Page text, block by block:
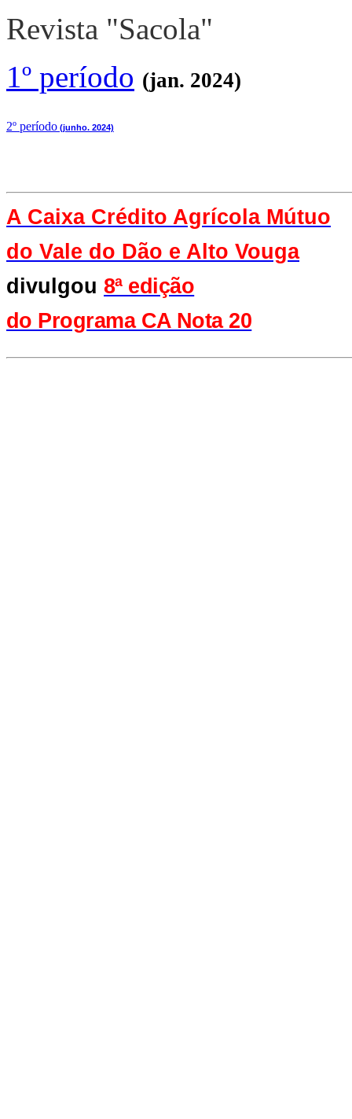
Revista "Sacola"
1º período (jan. 2024)
2º período (junho. 2024)
A Caixa Crédito Agrícola Mútuo
do Vale do Dão e Alto Vouga
divulgou 8ª edição
do Programa CA Nota 20